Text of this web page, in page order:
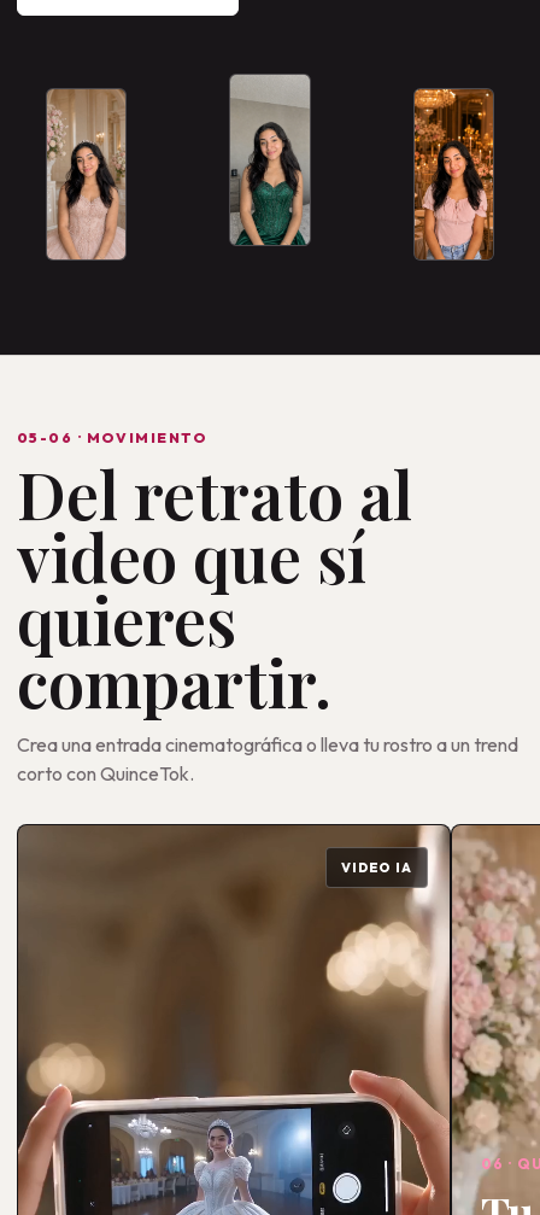
05-06 · MOVIMIENTO
Del retrato al
video que sí
quieres
compartir.
Crea una entrada cinematográfica o lleva tu rostro a un trend
corto con QuinceTok.
VIDEO IA
06 ·